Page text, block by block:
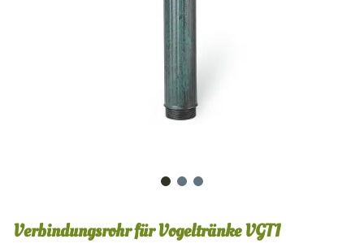
Verbindungsrohr für Vogeltränke VGT1